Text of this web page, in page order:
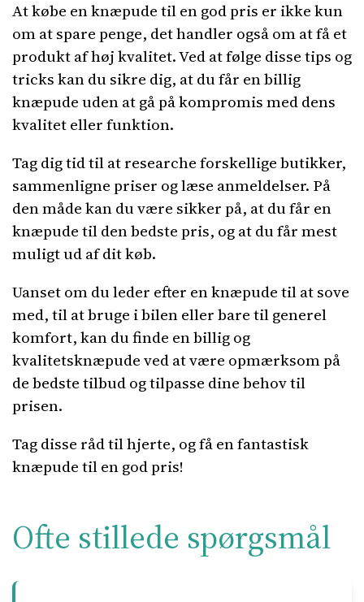
At købe en knæpude til en god pris er ikke kun
om at spare penge, det handler også om at få et
produkt af høj kvalitet. Ved at følge disse tips og
tricks kan du sikre dig, at du får en billig
knæpude uden at gå på kompromis med dens
kvalitet eller funktion.
Tag dig tid til at researche forskellige butikker,
sammenligne priser og læse anmeldelser. På
den måde kan du være sikker på, at du får en
knæpude til den bedste pris, og at du får mest
muligt ud af dit køb.
Uanset om du leder efter en knæpude til at sove
med, til at bruge i bilen eller bare til generel
komfort, kan du finde en billig og
kvalitetsknæpude ved at være opmærksom på
de bedste tilbud og tilpasse dine behov til
prisen.
Tag disse råd til hjerte, og få en fantastisk
knæpude til en god pris!
Ofte stillede spørgsmål